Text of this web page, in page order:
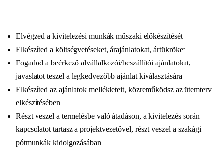
Elvégzed a kivitelezési munkák műszaki előkészítését
Elkészíted a költségvetéseket, árajánlatokat, ártükröket
Fogadod a beérkező alvállalkozói/beszállítói ajánlatokat,
javaslatot teszel a legkedvezőbb ajánlat kiválasztására
Elkészíted az ajánlatok mellékleteit, közreműködsz az ütemterv
elkészítésében
Részt veszel a termelésbe való átadáson, a kivitelezés során
kapcsolatot tartasz a projektvezetővel, részt veszel a szakági
pótmunkák kidolgozásában